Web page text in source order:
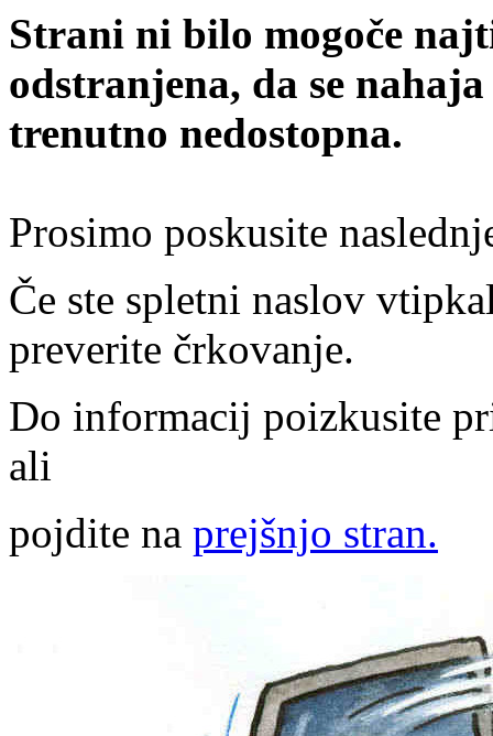
Strani ni bilo mogoče
odstranjena, da se
trenutno nedostopna.
Prosimo poskusite
Če ste spletni naslov
preverite črkovanje.
Do informacij poizkusite
ali
pojdite na prejšnjo stran.